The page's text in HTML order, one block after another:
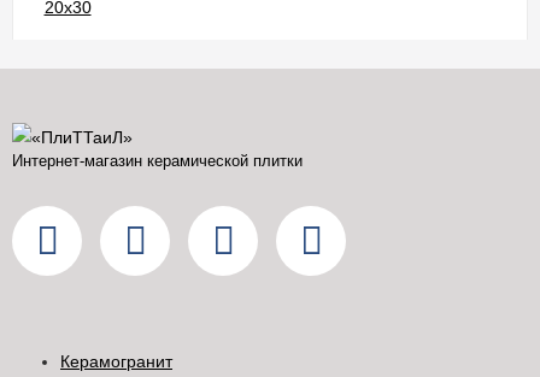
Интернет-магазин керамической плитки
Керамогранит